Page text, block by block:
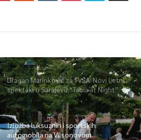
Dragan Marinković za TVSA: Novi ljetni
spektakl u Sarajevu “Tabia at Night”
Izložba luksuznih i sportskih
automobila na Vilsonovom